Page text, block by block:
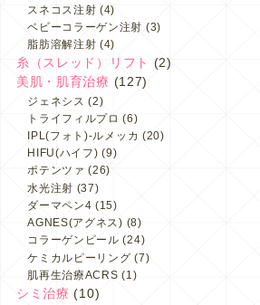
スネコス注射 (4)
ベビーコラーゲン注射 (3)
脂肪溶解注射 (4)
糸（スレッド）リフト
(2)
美肌・肌育治療 (127)
ジェネシス (2)
トライフィルプロ (6)
IPL(フォト)-ルメッカ (20)
HIFU(ハイフ) (9)
ポテンツァ (26)
水光注射 (37)
ダーマペン4 (15)
AGNES(アグネス) (8)
コラーゲンピール (24)
ケミカルピーリング (7)
肌再生治療ACRS (1)
シミ治療 (10)